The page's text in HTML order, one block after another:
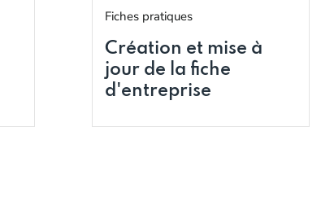
Fiches pratiques
Création et mise à
jour de la fiche
d'entreprise